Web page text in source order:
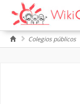
Colegios públicos